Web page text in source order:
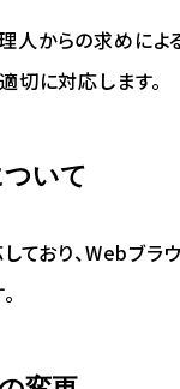
人からの求めに
切に対応します。
いて
ており、Webブ